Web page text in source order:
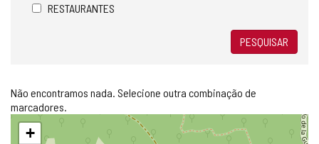
RESTAURANTES
PESQUISAR
Não encontramos nada. Selecione outra combinação de
marcadores.
Pular
mapa
+